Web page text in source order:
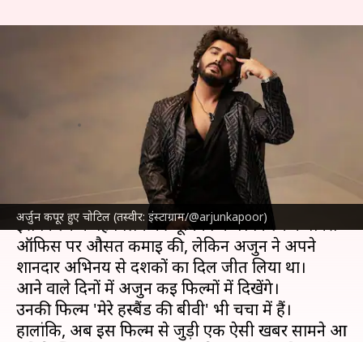
अर्जुन कपूर हुए चोटिल (तस्वीर: इंस्टाग्राम/@arjunkapoor)
अर्जुन कपूर कर रहे थे फिल्म 'मेरे
हस्बैंड की बीवी' की शूटिंग, गिरी सेट
01:55 pm
अर्जुन कपूरपिछली बार फिल्म ' सिंघम अगेन' में दिखे थे।
इस फिल्म में वह विलेन की भूमिका में थे। फिल्म ने बॉक्स
ऑफिस पर औसत कमाई की, लेकिन अर्जुन ने अपने
शानदार अभिनय से दर्शकों का दिल जीत लिया था।
आने वाले दिनाें में अर्जुन कई फिल्मों में दिखेंगे।
उनकी फिल्म 'मेरे हस्बैंड की बीवी' भी चर्चा में हैं।
हालांकि, अब इस फिल्म से जुड़ी एक ऐसी खबर सामने आ